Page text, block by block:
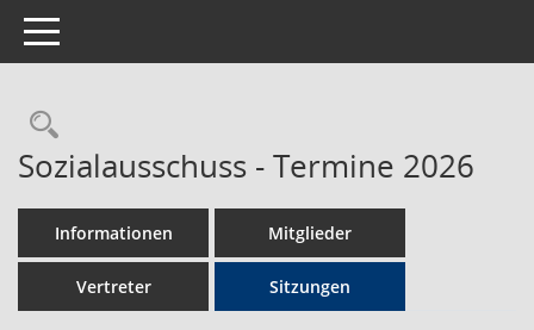
Toggle navigation
Rechercheauswahl
Sozialausschuss - Termine 2026
Informationen Mitglieder
Vertreter Sitzungen